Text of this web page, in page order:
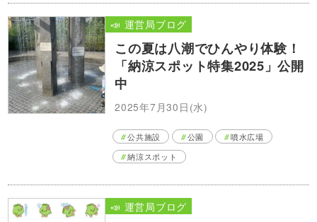
この夏は八潮でひんやり体験！
「納涼スポット特集2025」公開
中
2025年7月30日(水)
📣 運営局ブログ
公共施設 公園
噴水広場
納涼スポット
📣 運営局ブログ